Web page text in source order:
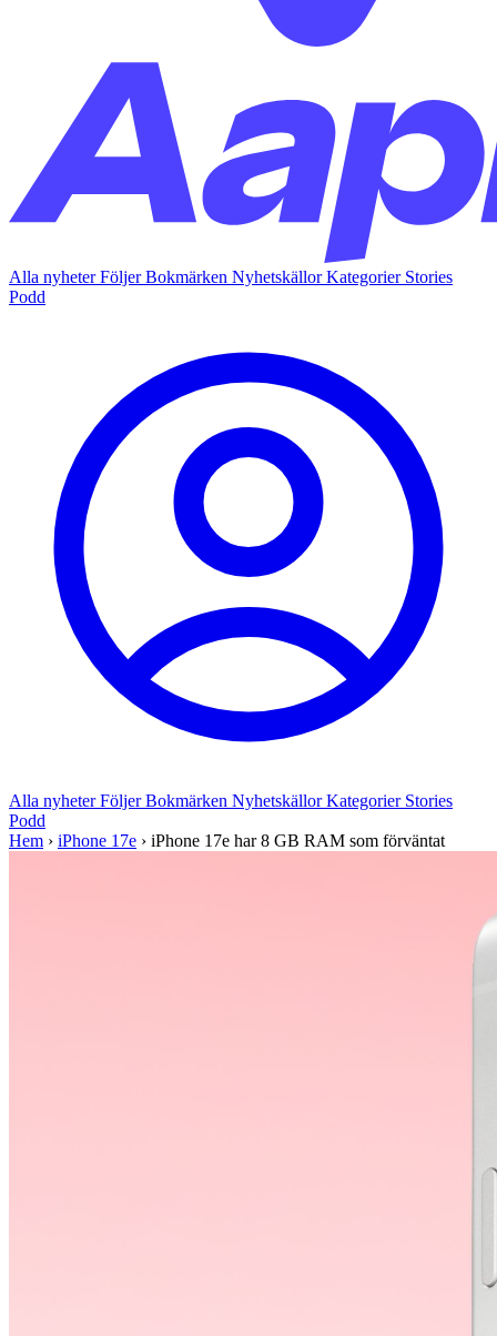
Alla nyheterFöljerBokmärken NyhetskällorKategorier Stories
Podd
Alla nyheterFöljerBokmärken NyhetskällorKategorier Stories
Podd
Hem › iPhone 17e › iPhone 17e har 8 GB RAM som förväntat